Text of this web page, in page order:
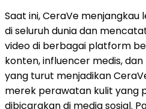
Saat ini, CeraVe menjangkau
di seluruh dunia dan
video di berbagai platform
konten, influencer medis,
yang turut menjadikan
merek perawatan kulit yang
dibicarakan di media sosial.